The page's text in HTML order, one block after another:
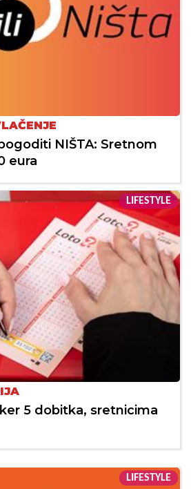
NIŠTA: Sretnom
eura
LIFESTYLE
5 dobitka, sretnicima
LIFESTYLE